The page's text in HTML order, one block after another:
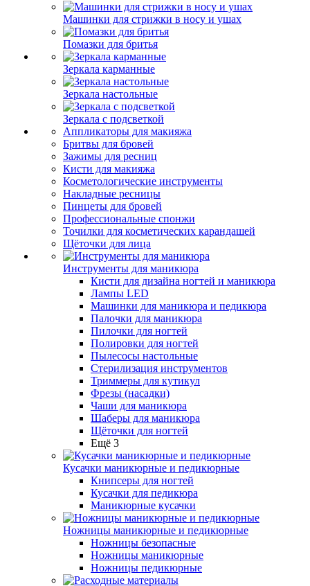
Машинки для стрижки в носу и ушах
Помазки для бритья
Зеркала карманные
Зеркала настольные
Зеркала с подсветкой
Аппликаторы для макияжа
Бритвы для бровей
Зажимы для ресниц
Кисти для макияжа
Косметологические инструменты
Накладные ресницы
Пинцеты для бровей
Профессиональные спонжи
Точилки для косметических карандашей
Щёточки для лица
Инструменты для маникюра
Кисти для дизайна ногтей и маникюра
Лампы LED
Машинки для маникюра и педикюра
Палочки для маникюра
Пилочки для ногтей
Полировки для ногтей
Пылесосы настольные
Стерилизация инструментов
Триммеры для кутикул
Фрезы (насадки)
Чаши для маникюра
Шаберы для маникюра
Щёточки для ногтей
Ещё 3
Кусачки маникюрные и педикюрные
Книпсеры для ногтей
Кусачки для педикюра
Маникюрные кусачки
Ножницы маникюрные и педикюрные
Ножницы безопасные
Ножницы маникюрные
Ножницы педикюрные